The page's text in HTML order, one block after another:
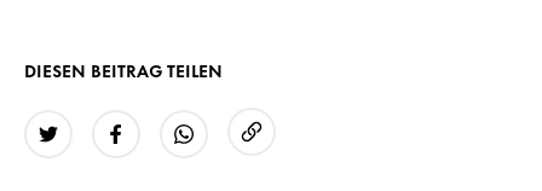
DIESEN BEITRAG TEILEN